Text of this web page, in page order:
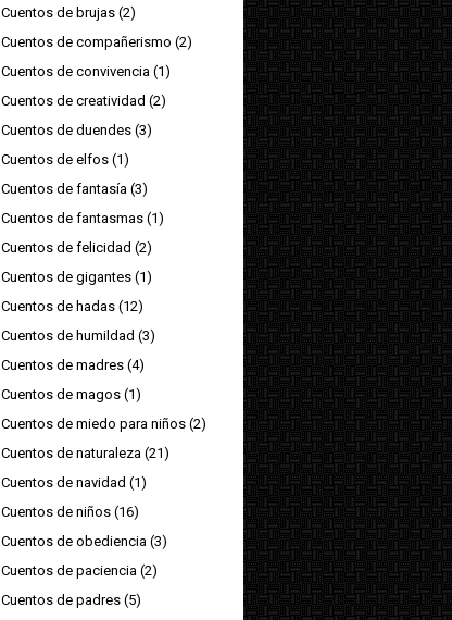
Cuentos de brujas (2)
Cuentos de compañerismo (2)
Cuentos de convivencia (1)
Cuentos de creatividad (2)
Cuentos de duendes (3)
Cuentos de elfos (1)
Cuentos de fantasía (3)
Cuentos de fantasmas (1)
Cuentos de felicidad (2)
Cuentos de gigantes (1)
Cuentos de hadas (12)
Cuentos de humildad (3)
Cuentos de madres (4)
Cuentos de magos (1)
Cuentos de miedo para niños (2)
Cuentos de naturaleza (21)
Cuentos de navidad (1)
Cuentos de niños (16)
Cuentos de obediencia (3)
Cuentos de paciencia (2)
Cuentos de padres (5)